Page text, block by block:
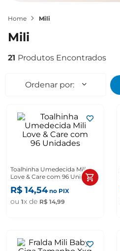
mili
mili
21
Toalhinha Umedecida Mili
Love & Care com 96 Unidades
R$ 14,54no PIX
ou 1x de R$ 14,99